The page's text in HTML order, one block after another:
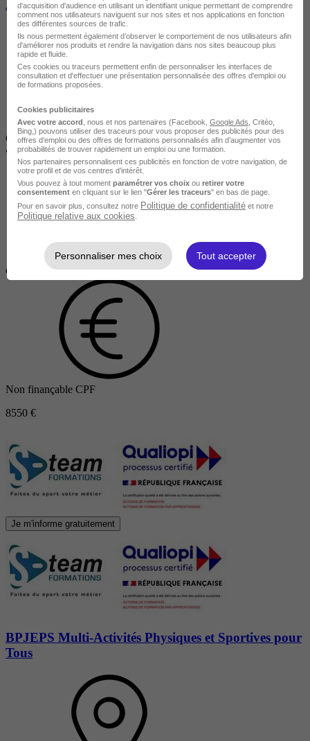
Aquatiques et de la Natation
CASTELSARRASIN
•
En alternance / En centre / En entreprise
Demandeur
d'emploi / Étudiant
Non finançable CPF
8550 €
Je m'informe gratuitement
BPJEPS Multi-Activités Physiques et Sportives pour
Tous
d'acquisition d'audience en utilisant un identifiant unique permettant de comprendre
comment nos utilisateurs naviguent sur nos sites et nos applications en fonction
des différentes sources de trafic.
Ils nous permettent également d’observer le comportement de nos utilisateurs afin
d'améliorer nos produits et rendre la navigation dans nos sites beaucoup plus
rapide et fluide.
Ces cookies ou traceurs permettent enfin de personnaliser les interfaces de
consultation et d'effectuer une présentation personnalisée des offres d'emploi ou
de formations proposées.
Cookies publicitaires
Avec votre accord , nous et nos partenaires (Facebook, Google Ads , Critéo,
Bing,) pouvons utiliser des traceurs pour vous proposer des publicités pour des
offres d’emploi ou des offres de formations personnalisés afin d’augmenter vos
probabilités de trouver rapidement un emploi ou une formation.
Nos partenaires personnalisent ces publicités en fonction de votre navigation, de
votre profil et de vos centres d’intérêt.
Vous pouvez à tout moment paramétrer vos choix ou retirer votre
consentement en cliquant sur le lien "Gérer les traceurs" en bas de page.
Pour en savoir plus, consultez notre Politique de confidentialité et notre
Politique relative aux cookies
Personnaliser mes choix Tout accepter